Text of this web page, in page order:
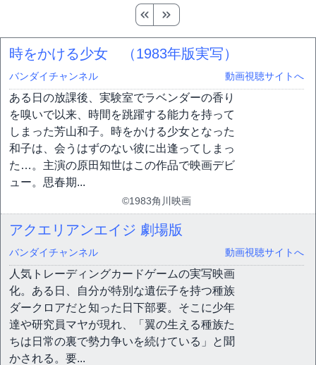
時をかける少女 （1983年版実写）
バンダイチャンネル 動画視聴サイトへ
ある日の放課後、実験室でラベンダーの香り
を嗅いで以来、時間を跳躍する能力を持って
しまった芳山和子。時をかける少女となった
和子は、会うはずのない彼に出逢ってしまっ
た…。主演の原田知世はこの作品で映画デビ
ュー。思春期...
©1983角川映画
アクエリアンエイジ 劇場版
バンダイチャンネル 動画視聴サイトへ
人気トレーディングカードゲームの実写映画
化。ある日、自分が特別な遺伝子を持つ種族
ダークロアだと知った日下部要。そこに少年
達や研究員マヤが現れ、「翼の生える種族た
ちは日常の裏で勢力争いを続けている」と聞
かされる。要...